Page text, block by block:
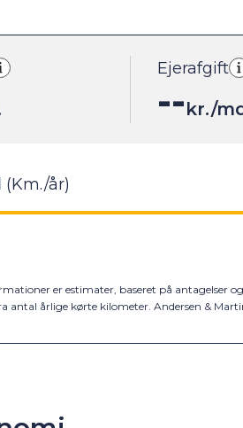
Ejerafgift
--kr./
er estimater, baseret på antagelser
antal årlige kørte kilometer. Andersen &